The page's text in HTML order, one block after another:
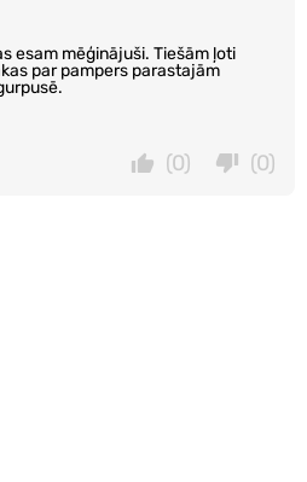
esam mēģinājuši. Tiešām ļoti
par pampers parastajām
(0)
(0)